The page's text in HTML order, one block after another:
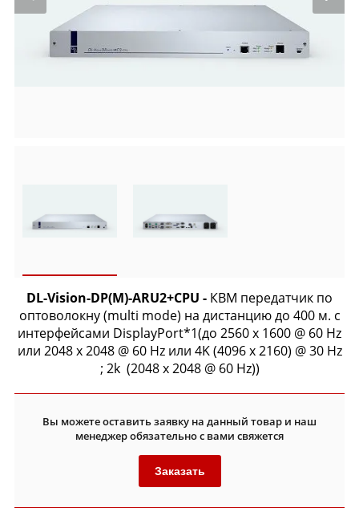
DL-Vision-DP(M)-ARU2+CPU - КВМ передатчик по
оптоволокну (multi mode) на дистанцию до 400 м. с
интерфейсами DisplayPort*1(до 2560 x 1600 @ 60 Hz
или 2048 x 2048 @ 60 Hz или 4K (4096 x 2160) @ 30 Hz
; 2k (2048 x 2048 @ 60 Hz))
Вы можете оставить заявку на данный товар и наш
менеджер обязательно с вами свяжется
Заказать